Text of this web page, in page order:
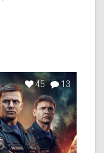
45 13